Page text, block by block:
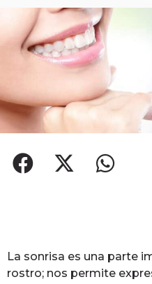
La sonrisa es una parte
rostro; nos permite